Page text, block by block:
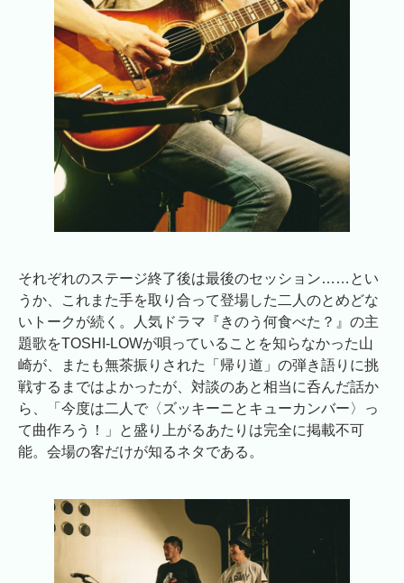
それぞれのステージ終了後は最後のセッション……とい
うか、これまた手を取り合って登場した二人のとめどな
いトークが続く。人気ドラマ『きのう何食べた？』の主
題歌をTOSHI-LOWが唄っていることを知らなかった山
崎が、またも無茶振りされた「帰り道」の弾き語りに挑
戦するまではよかったが、対談のあと相当に呑んだ話か
ら、「今度は二人で〈ズッキーニとキューカンバー〉っ
て曲作ろう！」と盛り上がるあたりは完全に掲載不可
能。会場の客だけが知るネタである。